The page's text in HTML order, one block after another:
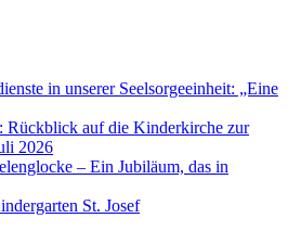
in unserer Seelsorgeeinheit: „Eine
Rückblick auf die Kinderkirche zur
2026
– Ein Jubiläum, das in
St. Josef